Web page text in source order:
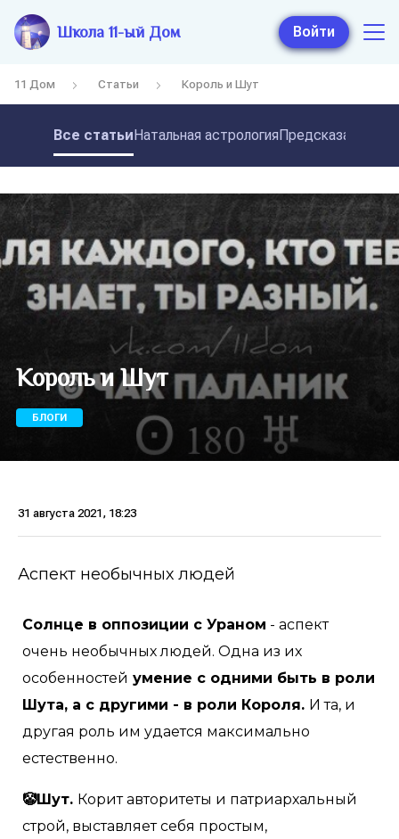
Школа 11-ый Дом Войти
11 Дом Статьи Король и Шут
Все статьиНатальная астрология
Король и Шут
БЛОГИ
31 августа 2021, 18:23
Аспект необычных людей
Солнце в оппозиции с Ураном - аспект
очень необычных людей. Одна из их
особенностей умение с одними быть в роли
Шута, а с другими - в роли Короля. И та, и
другая роль им удается максимально
естественно.
🤡Шут. Корит авторитеты и патриархальный
строй, выставляет себя простым,